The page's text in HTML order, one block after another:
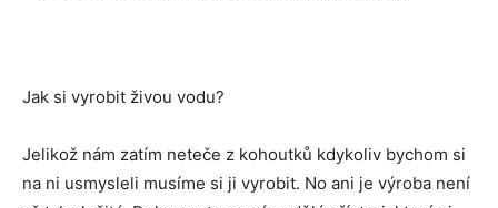
Jak si vyrobit živou vodu?
Jelikož nám zatím neteče z kohoutků kdykoliv bychom si
na ni usmysleli musíme si ji vyrobit. No ani je výroba není